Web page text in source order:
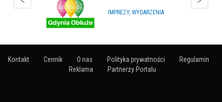
ARTYKUŁY NA IMPREZY
Kontakt Cennik O nas Polityka prywatności
Regulamin
Reklama
Partnerzy Portalu